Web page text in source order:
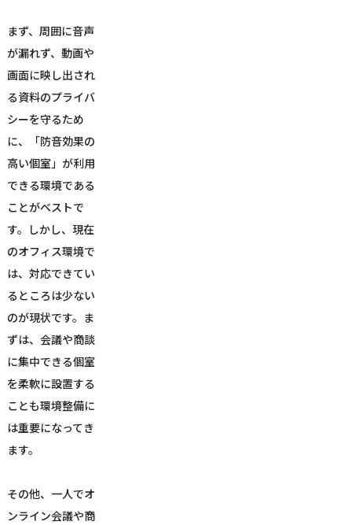
まず、周囲に音声
が漏れず、動画や
画面に映し出され
る資料のプライバ
シーを守るため
に、「防音効果の
高い個室」が利用
できる環境である
ことがベストで
す。しかし、現在
のオフィス環境で
は、対応できてい
るところは少ない
のが現状です。ま
ずは、会議や商談
に集中できる個室
を柔軟に設置する
ことも環境整備に
は重要になってき
ます。
その他、一人でオ
ンライン会議や商